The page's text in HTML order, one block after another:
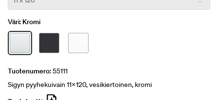
Väri: Kromi
Tuotenumero:55111
Sigyn pyyhekuivain 11x120, vesikiertoinen, kromi